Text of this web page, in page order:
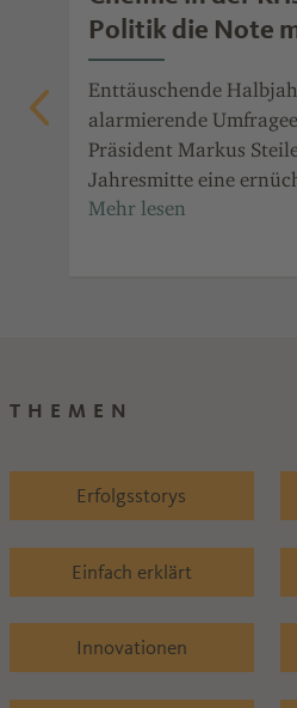
Politik die Note
Enttäuschende
alarmierende
Präsident Markus
Jahresmitte eine
für die chemisch-
THEMEN
Erfolgsstorys
Einfach erklärt
Innovationen